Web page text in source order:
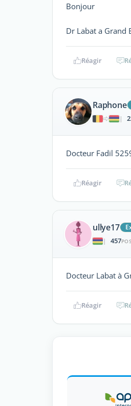
Bonjour
Dr Labat a Grand
Réagir
Raphone
|
Docteur Fadil
Réagir
ullye17
|
457
Docteur Labat à
Réagir